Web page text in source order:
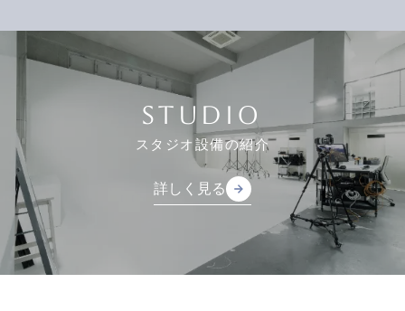
STUDIO
スタジオ設備の紹介
詳しく見る
詳しく見る
arrow_forward
arrow_forward